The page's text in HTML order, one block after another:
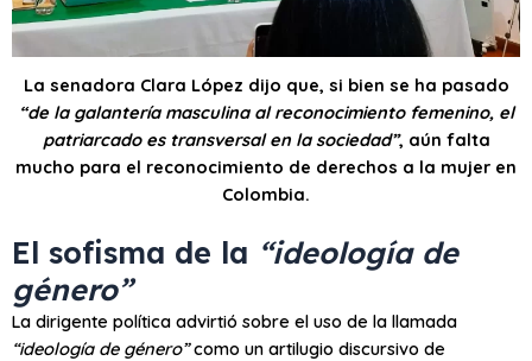
La senadora Clara López dijo que, si bien se ha pasado
“de la galantería masculina al reconocimiento femenino, el
patriarcado es transversal en la sociedad”, aún falta
mucho para el reconocimiento de derechos a la mujer en
Colombia.
El sofisma de la “ideología de
género”
La dirigente política advirtió sobre el uso de la llamada
“ideología de género”como un artilugio discursivo de